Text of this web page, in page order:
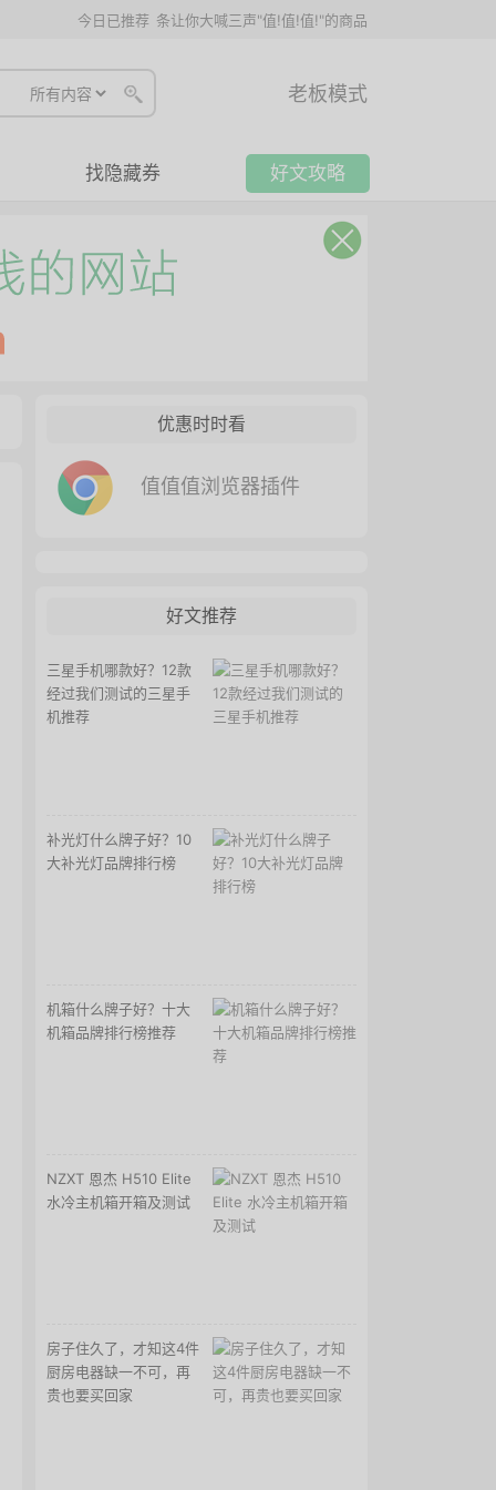
今日已推荐 条让你大喊三声"值!值!值!"的商品
老板模式
找隐藏券 好文攻略
优惠时时看
值值值浏览器插件
好文推荐
三星手机哪款好？12款
经过我们测试的三星手
机推荐
补光灯什么牌子好？10
大补光灯品牌排行榜
机箱什么牌子好？十大
机箱品牌排行榜推荐
NZXT 恩杰 H510 Elite
水冷主机箱开箱及测试
房子住久了，才知这4件
厨房电器缺一不可，再
贵也要买回家